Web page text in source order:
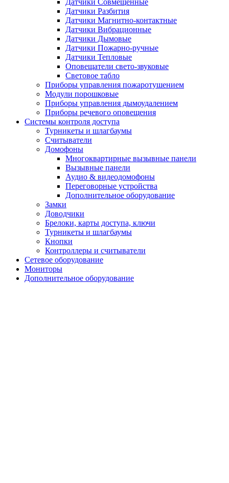
Датчики Разбития
Датчики Магнитно-контактные
Датчики Вибрационные
Датчики Дымовые
Датчики Пожарно-ручные
Датчики Тепловые
Оповещатели свето-звуковые
Световое табло
Приборы управления пожаротушением
Модули порошковые
Приборы управления дымоудалением
Приборы речевого оповещения
Системы контроля доступа
Турникеты и шлагбаумы
Cчитыватели
Домофоны
Многоквартирные вызывные панели
Вызывные панели
Аудио & видеодомофоны
Переговорные устройства
Дополнительное оборудование
Замки
Доводчики
Брелоки, карты доступа, ключи
Турникеты и шлагбаумы
Кнопки
Контроллеры и считыватели
Сетевое оборудование
Мониторы
Дополнительное оборудование